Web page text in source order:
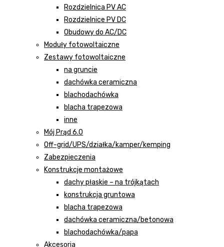
Rozdzielnica PV AC
Rozdzielnice PV DC
Obudowy do AC/DC
Moduły fotowoltaiczne
Zestawy fotowoltaiczne
na gruncie
dachówka ceramiczna
blachodachówka
blacha trapezowa
inne
Mój Prąd 6.0
Off-grid/UPS/działka/kamper/kemping
Zabezpieczenia
Konstrukcje montażowe
dachy płaskie – na trójkątach
konstrukcja gruntowa
blacha trapezowa
dachówka ceramiczna/betonowa
blachodachówka/papa
Akcesoria